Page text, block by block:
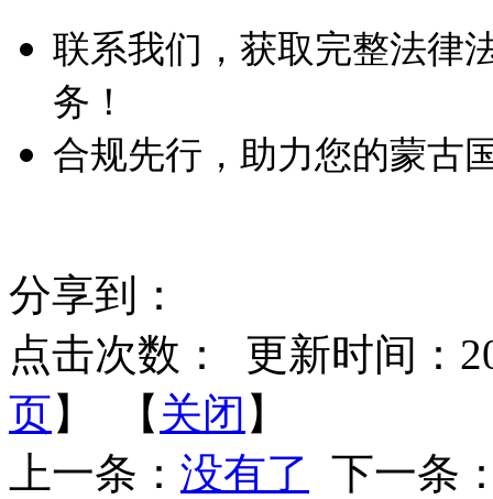
联系我们，获取完整法律
务！
合规先行，助力您的蒙古
分享到：
点击次数：
更新时间：
页】 【 关闭 】
上一条： 没有了 下一条